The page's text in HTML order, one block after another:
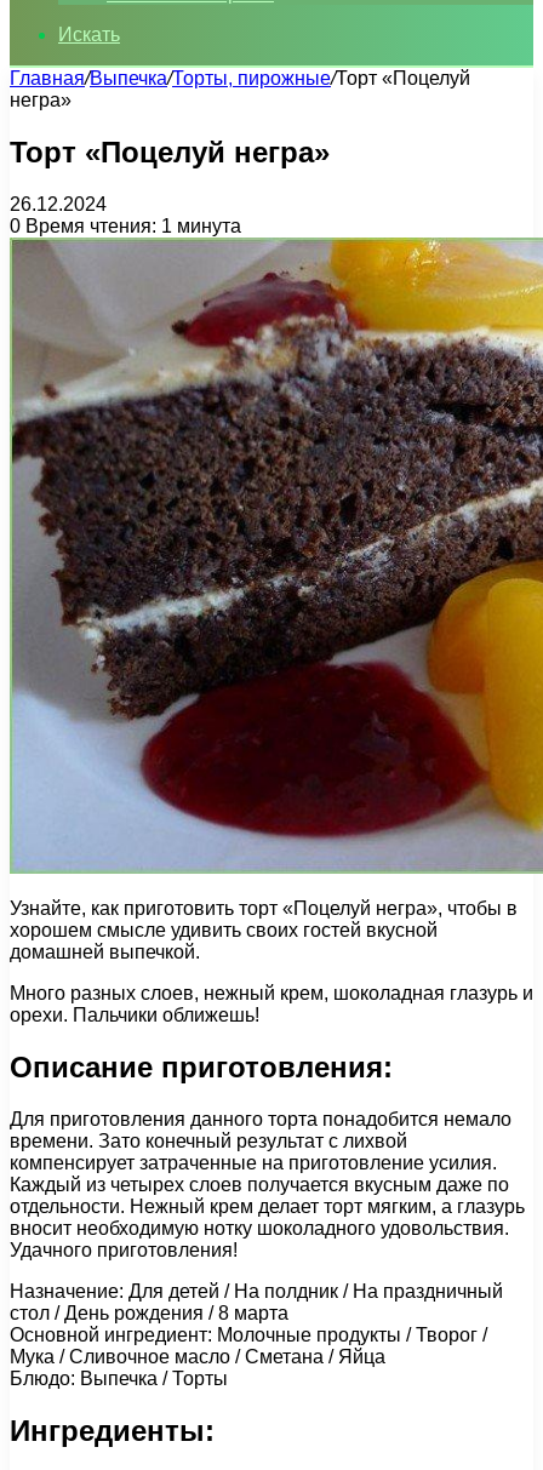
Искать
Главная/Выпечка/Торты, пирожные/Торт «Поцелуй
негра»
Торт «Поцелуй негра»
26.12.2024
0 Время чтения: 1 минута
Узнайте, как приготовить торт «Поцелуй негра», чтобы в
хорошем смысле удивить своих гостей вкусной
домашней выпечкой.
Много разных слоев, нежный крем, шоколадная глазурь и
орехи. Пальчики оближешь!
Описание приготовления:
Для приготовления данного торта понадобится немало
времени. Зато конечный результат с лихвой
компенсирует затраченные на приготовление усилия.
Каждый из четырех слоев получается вкусным даже по
отдельности. Нежный крем делает торт мягким, а глазурь
вносит необходимую нотку шоколадного удовольствия.
Удачного приготовления!
Назначение: Для детей / На полдник / На праздничный
стол / День рождения / 8 марта
Основной ингредиент: Молочные продукты / Творог /
Мука / Сливочное масло / Сметана / Яйца
Блюдо: Выпечка / Торты
Ингредиенты: